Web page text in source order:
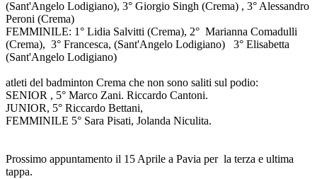
(Sant'Angelo Lodigiano), 3° Giorgio Singh (Crema) , 3° Alessandro
Peroni (Crema)
FEMMINILE: 1° Lidia Salvitti (Crema), 2° Marianna Comadulli
(Crema), 3° Francesca, (Sant'Angelo Lodigiano) 3° Elisabetta
(Sant'Angelo Lodigiano)
atleti del badminton Crema che non sono saliti sul podio:
SENIOR , 5° Marco Zani. Riccardo Cantoni.
JUNIOR, 5° Riccardo Bettani,
FEMMINILE 5° Sara Pisati, Jolanda Niculita.
Prossimo appuntamento il 15 Aprile a Pavia per la terza e ultima
tappa.